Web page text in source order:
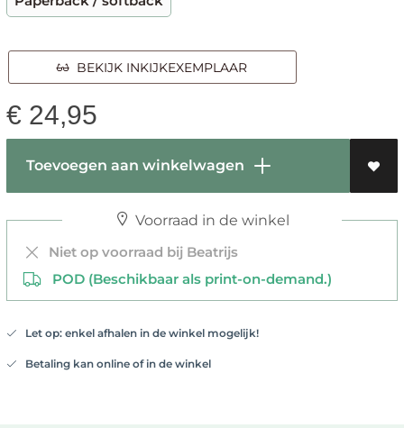
BEKIJK INKIJKEXEMPLAAR
€ 24,95
Toevoegen aan winkelwagen
Voorraad in de winkel
Niet op voorraad bij Beatrijs
POD (Beschikbaar als print-on-demand.)
Let op: enkel afhalen in de winkel mogelijk!
Betaling kan online of in de winkel